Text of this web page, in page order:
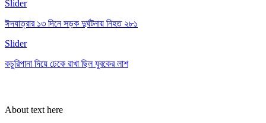
Slider
ঈদযাত্রার ১৩ দিনে সড়ক দুর্ঘটনায় নিহত ২৮১
Slider
কচুরিপানা দিয়ে ঢেকে রাখা ছিল যুবকের লাশ
About text here